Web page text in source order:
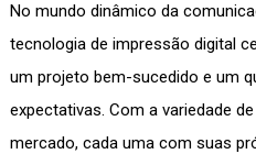
No mundo dinâmico da
tecnologia de impressão digital
um projeto bem-sucedido e um
expectativas. Com a variedade
mercado, cada uma com suas